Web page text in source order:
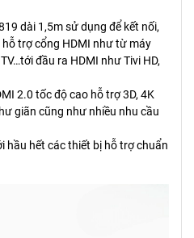
dài 1,5m sử dụng để kết nối,
trợ cổng HDMI như từ máy
đầu ra HDMI như Tivi HD,
2.0 tốc độ cao hỗ trợ 3D, 4K
giãn cũng như nhiều nhu cầu
hầu hết các thiết bị hỗ trợ chuẩn